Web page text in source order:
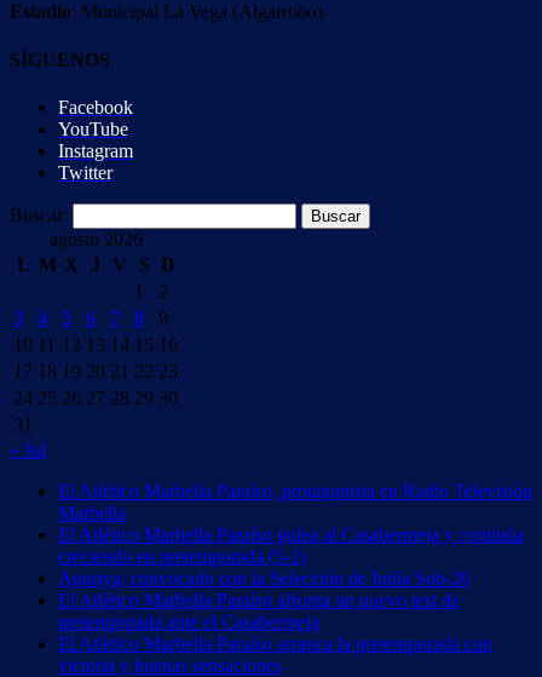
Estadio: Municipal La Vega (Algarrobo).
SÍGUENOS
Facebook
YouTube
Instagram
Twitter
Buscar:
agosto 2026
L M X J V S D
1
2
3
4 5 6 7 8
9
10 11 12 13 14 15 16
17 18 19 20 21 22 23
24 25 26 27 28 29 30
31
« Jul
El Atlético Marbella Paraíso, protagonista en Radio Televisión
Marbella
El Atlético Marbella Paraíso golea al Casabermeja y continúa
creciendo en pretemporada (5-1)
Agastya, convocado con la Selección de India Sub-20
El Atlético Marbella Paraíso afronta un nuevo test de
pretemporada ante el Casabermeja
El Atlético Marbella Paraíso arranca la pretemporada con
victoria y buenas sensaciones